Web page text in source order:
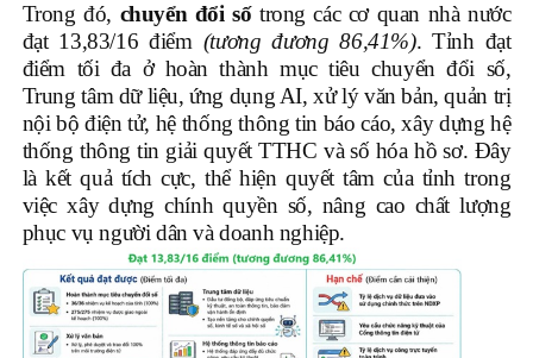
Trong đó, chuyển đổi sốtrong các cơ quan nhà nước
đạt 13,83/16 điểm (tương đương 86,41%). Tỉnh đạt
điểm tối đa ở hoàn thành mục tiêu chuyển đổi số,
Trung tâm dữ liệu, ứng dụng AI, xử lý văn bản, quản trị
nội bộ điện tử, hệ thống thông tin báo cáo, xây dựng hệ
thống thông tin giải quyết TTHC và số hóa hồ sơ. Đây
là kết quả tích cực, thể hiện quyết tâm của tỉnh trong
việc xây dựng chính quyền số, nâng cao chất lượng
phục vụ người dân và doanh nghiệp.